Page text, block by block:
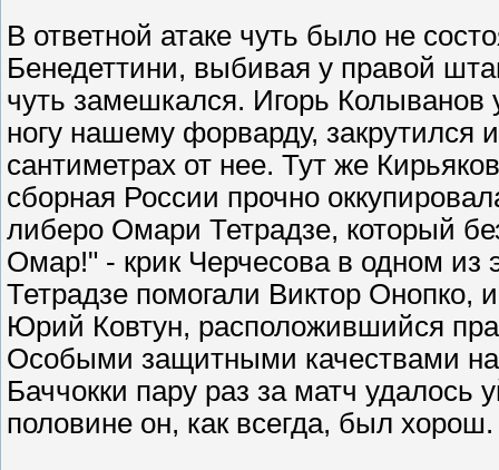
В ответной атаке чуть было не
Бенедеттини, выбивая у правой
чуть замешкался. Игорь Колыванов
ногу нашему форварду, закрутился
сантиметрах от нее. Тут же
сборная России прочно
либеро Омари Тетрадзе, который
Омар!" - крик Черчесова в одном
Тетрадзе помогали Виктор Онопко,
Юрий Ковтун, расположившийся
Особыми защитными качествами
Баччокки пару раз за матч
половине он, как всегда, был